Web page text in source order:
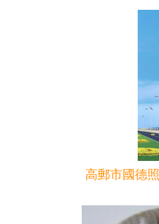
高郵市國德